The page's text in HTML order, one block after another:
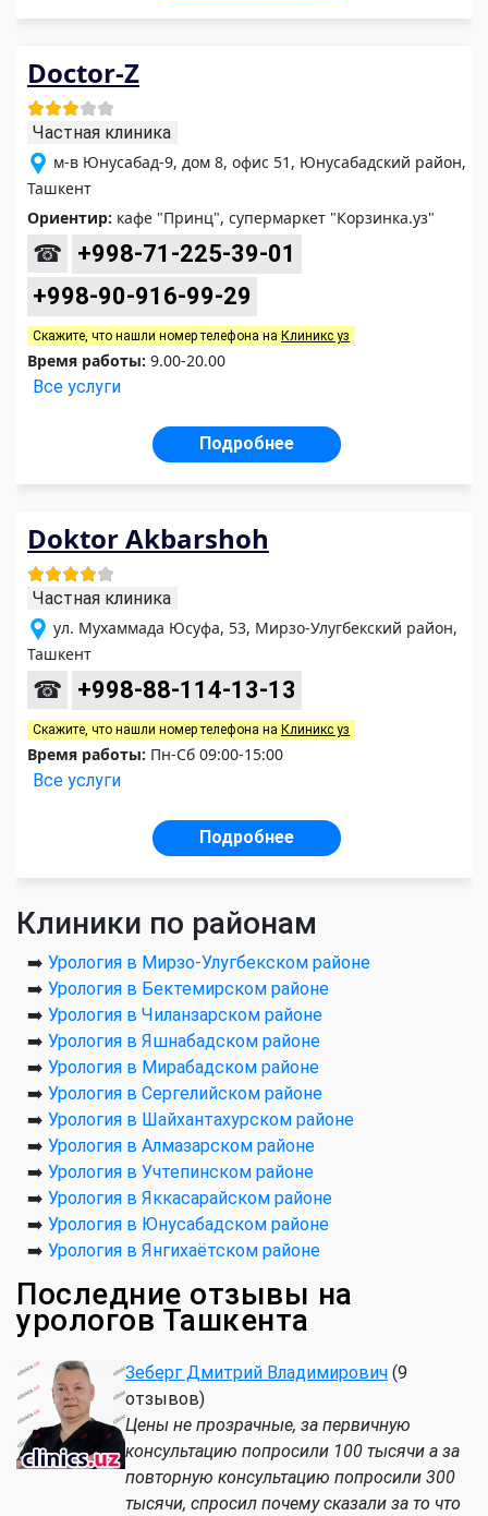
Doctor-Z
Частная клиника
м-в Юнусабад-9, дом 8, офис 51, Юнусабадский район,
Ташкент
Ориентир: кафе "Принц", супермаркет "Корзинка.уз"
☎
+998-71-225-39-01
+998-90-916-99-29
Скажите, что нашли номер телефона на Клиникс уз
Время работы: 9.00-20.00
Все услуги
Подробнее
Doktor Akbarshoh
Частная клиника
ул. Мухаммада Юсуфа, 53, Мирзо-Улугбекский район,
Ташкент
☎ +998-88-114-13-13
Скажите, что нашли номер телефона на Клиникс уз
Время работы: Пн-Сб 09:00-15:00
Все услуги
Подробнее
Клиники по районам
➡️ Урология в Мирзо-Улугбекском районе
➡️ Урология в Бектемирском районе
➡️ Урология в Чиланзарском районе
➡️ Урология в Яшнабадском районе
➡️ Урология в Мирабадском районе
➡️ Урология в Сергелийском районе
➡️ Урология в Шайхантахурском районе
➡️ Урология в Алмазарском районе
➡️ Урология в Учтепинском районе
➡️ Урология в Яккасарайском районе
➡️ Урология в Юнусабадском районе
➡️ Урология в Янгихаётском районе
Последние отзывы на
урологов Ташкента
Зеберг Дмитрий Владимирович (9
отзывов)
Цены не прозрачные, за первичную
консультацию попросили 100 тысячи а за
повторную консультацию попросили 300
тысячи, спросил почему сказали за то что